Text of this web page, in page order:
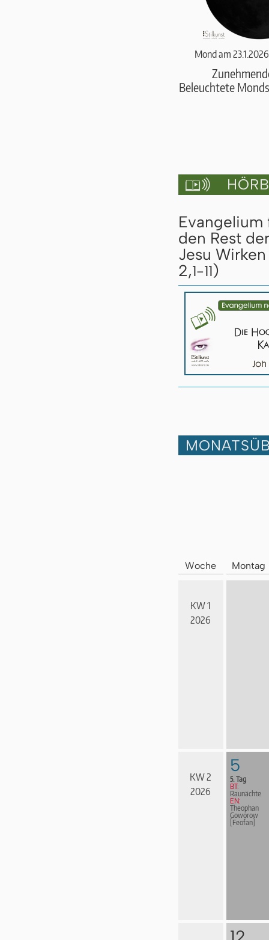
Mond am
Beleuchtete

Evangelium
den Rest
Jesu
2,1-11)
Woche Montag
KW 1
2026
KW 2
2026
5
5. Tag
BT:
Raunächte
EN:
Theophan
Goworow
[Feofan]